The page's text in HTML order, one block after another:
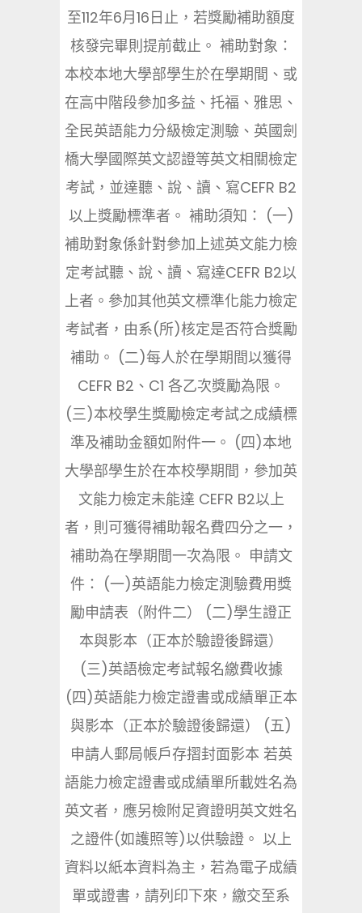
至112年6月16日止，若獎勵補助額度
核發完畢則提前截止。 補助對象：
本校本地大學部學生於在學期間、或
在高中階段參加多益、托福、雅思、
全民英語能力分級檢定測驗、英國劍
橋大學國際英文認證等英文相關檢定
考試，並達聽、說、讀、寫CEFR B2
以上獎勵標準者。 補助須知： (一)
補助對象係針對參加上述英文能力檢
定考試聽、說、讀、寫達CEFR B2以
上者。參加其他英文標準化能力檢定
考試者，由系(所)核定是否符合獎勵
補助。 (二)每人於在學期間以獲得
CEFR B2、C1 各乙次獎勵為限。
(三)本校學生獎勵檢定考試之成績標
準及補助金額如附件一。 (四)本地
大學部學生於在本校學期間，參加英
文能力檢定未能達 CEFR B2以上
者，則可獲得補助報名費四分之一，
補助為在學期間一次為限。 申請文
件： (一)英語能力檢定測驗費用獎
勵申請表（附件二） (二)學生證正
本與影本（正本於驗證後歸還）
(三)英語檢定考試報名繳費收據
(四)英語能力檢定證書或成績單正本
與影本（正本於驗證後歸還） (五)
申請人郵局帳戶存摺封面影本 若英
語能力檢定證書或成績單所載姓名為
英文者，應另檢附足資證明英文姓名
之證件(如護照等)以供驗證。 以上
資料以紙本資料為主，若為電子成績
單或證書，請列印下來，繳交至系